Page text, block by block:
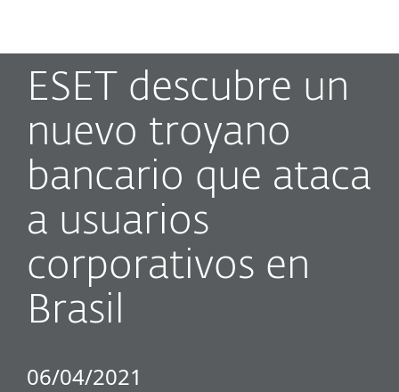
ESET descubre un
nuevo troyano
bancario que ataca
a usuarios
corporativos en
Brasil
06/04/2021